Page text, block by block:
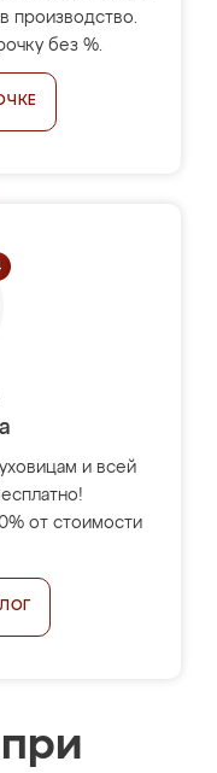
производство.
без %.
и всей
от стоимости